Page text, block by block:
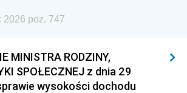
2026 poz. 747
MINISTRA RODZINY,
SPOŁECZNEJ z dnia 29
wysokości dochodu